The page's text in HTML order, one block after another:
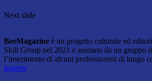
Next slide
BeeMagazine è un progetto culturale ed
Skill Group nel 2021 e animato da un gruppo
l’inserimento di alcuni professionisti di lungo
leggere